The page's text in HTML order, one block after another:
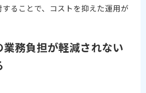
ることで、コストを抑えた運用が
務負担が軽減されない